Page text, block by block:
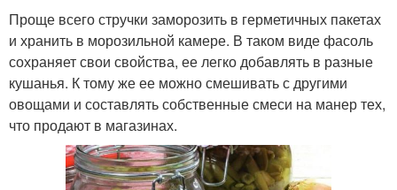
Проще всего стручки заморозить в герметичных пакетах
и хранить в морозильной камере. В таком виде фасоль
сохраняет свои свойства, ее легко добавлять в разные
кушанья. К тому же ее можно смешивать с другими
овощами и составлять собственные смеси на манер тех,
что продают в магазинах.